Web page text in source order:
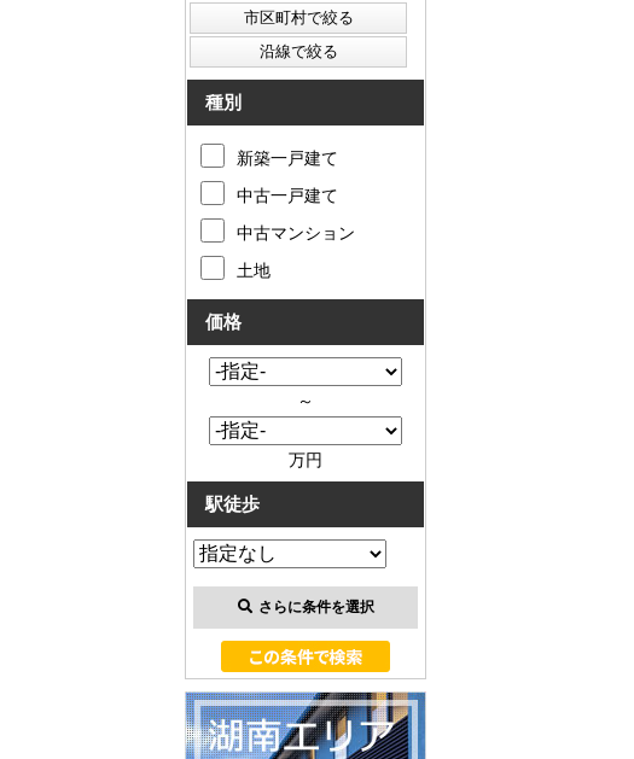
種別
新築一戸建て
中古一戸建て
中古マンション
土地
価格
～
万円
駅徒歩
さらに条件を選択